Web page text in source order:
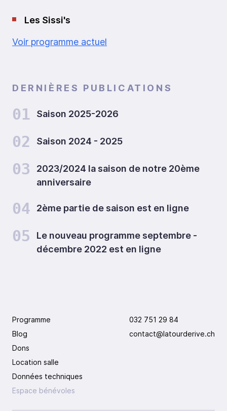
Les Sissi's
Voir programme actuel
DERNIÈRES PUBLICATIONS
01 Saison 2025-2026
02 Saison 2024 - 2025
03
2023/2024 la saison de notre 20ème
anniversaire
04 2ème partie de saison est en ligne
05
Le nouveau programme septembre -
décembre 2022 est en ligne
Programme
Blog
Dons
Location salle
Données techniques
Espace bénévoles
032 751 29 84
contact@latourderive.ch